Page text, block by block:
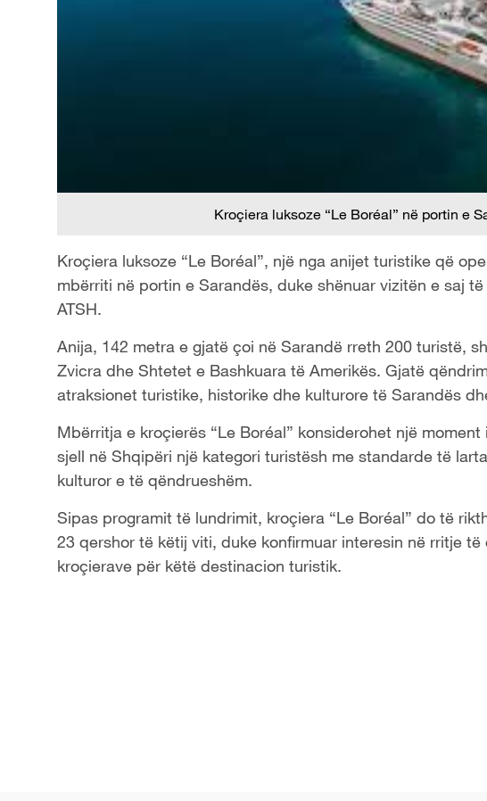
Kroçiera luksoze “Le Boréal” në portin e
Kroçiera luksoze “Le Boréal”, një nga anijet turistike që
mbërriti në portin e Sarandës, duke shënuar vizitën e saj
ATSH.
Anija, 142 metra e gjatë çoi në Sarandë rreth 200 turistë,
Zvicra dhe Shtetet e Bashkuara të Amerikës. Gjatë
atraksionet turistike, historike dhe kulturore të Sarandës
Mbërritja e kroçierës “Le Boréal” konsiderohet një
sjell në Shqipëri një kategori turistësh me standarde të
kulturor e të qëndrueshëm.
Sipas programit të lundrimit, kroçiera “Le Boréal” do të
23 qershor të këtij viti, duke konfirmuar interesin në rritje
kroçierave për këtë destinacion turistik.